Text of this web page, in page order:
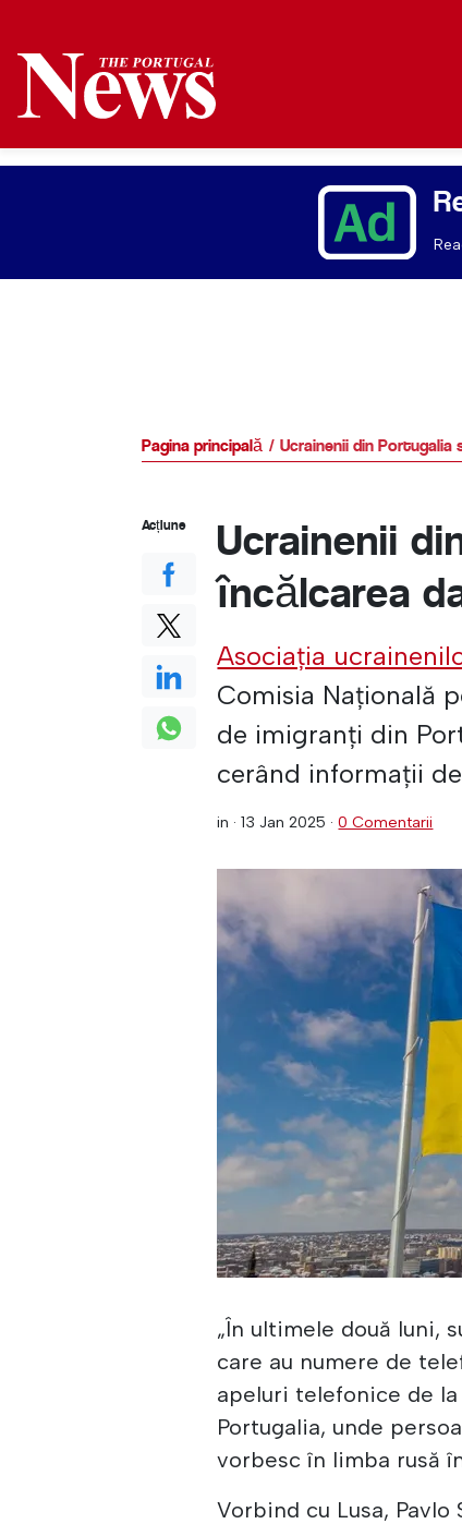
Pagina principală Ucrainenii din
Ucrainenii
încălcarea
Asociația
Comisia Națională
de imigranți din
cerând informații
in ·13 Jan 2025 ·0 Comentarii
„În ultimele două luni,
care au numere de
apeluri telefonice de
Portugalia, unde
vorbesc în limba rusă
Vorbind cu Lusa,
Acțiune